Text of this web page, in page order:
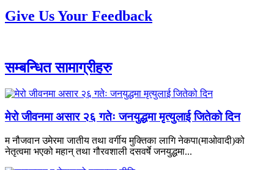
Give Us Your Feedback
सम्बन्धित सामाग्रीहरु
मेरो जीवनमा असार २६ गतेः जनयुद्धमा मृत्युलाई जितेको दिन
म नौजवान उमेरमा जातीय तथा वर्गीय मुक्तिका लागि नेकपा(माओवादी)को
नेतृत्वमा भएको महान् तथा गौरवशाली दसवर्षे जनयुद्धमा...